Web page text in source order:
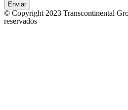
Enviar
© Copyright 2023 Transcontinental
reservados